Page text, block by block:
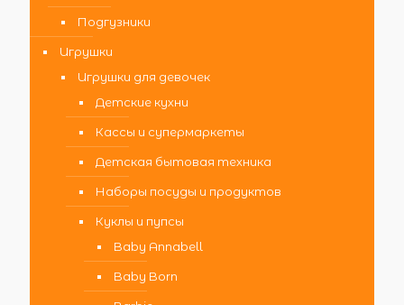
Подгузники
Игрушки
Игрушки для девочек
Детские кухни
Кассы и супермаркеты
Детская бытовая техника
Наборы посуды и продуктов
Куклы и пупсы
Baby Annabell
Baby Born